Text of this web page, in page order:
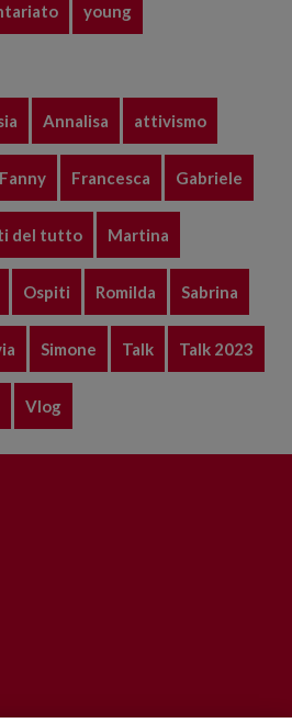
young
Annalisa attivismo
Fanny Francesca Gabriele
del tutto Martina
Ospiti Romilda Sabrina
Simone Talk Talk 2023
Vlog